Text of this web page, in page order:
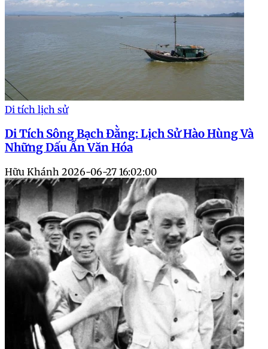
Di tích lịch sử
Di Tích Sông Bạch Đằng: Lịch Sử Hào Hùng Và
Những Dấu Ấn Văn Hóa
Hữu Khánh 2026-06-27 16:02:00